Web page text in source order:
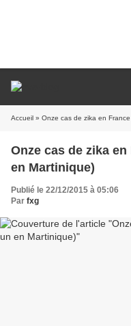
Accueil » Onze cas de zika en
Onze cas de zika
en Martinique)
Publié le 22/12/2015 à 05:06
Par fxg